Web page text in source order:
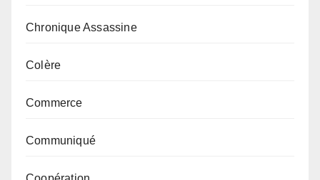
Chronique Assassine
Colère
Commerce
Communiqué